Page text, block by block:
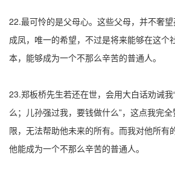
22.最可怜的是父母心。这些父母，并不奢
成凤，唯一的希望，不过是将来能够在这个
本，能够成为一个不那么辛苦的普通人。
23.郑板桥先生若还在世，会用大白话劝诫
么；儿孙强过我，要钱做什么”，这点我完
限，无法帮助他未来的所有。而我对他所有
他能成为一个不那么辛苦的普通人。